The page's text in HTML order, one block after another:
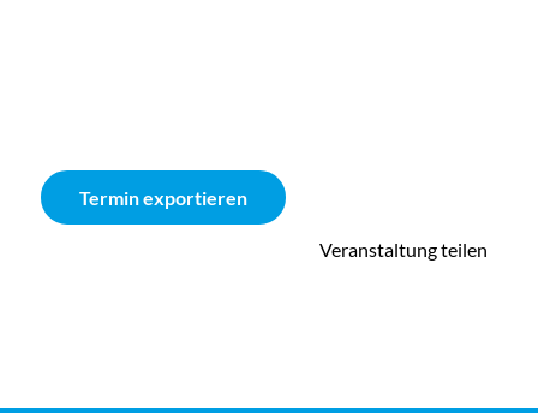
Termin exportieren
Veranstaltung teilen